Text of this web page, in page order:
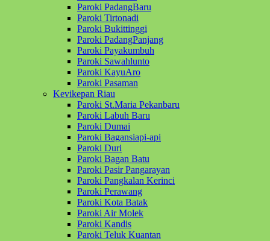
Paroki PadangBaru
Paroki Tirtonadi
Paroki Bukittinggi
Paroki PadangPanjang
Paroki Payakumbuh
Paroki Sawahlunto
Paroki KayuAro
Paroki Pasaman
Kevikepan Riau
Paroki St.Maria Pekanbaru
Paroki Labuh Baru
Paroki Dumai
Paroki Bagansiapi-api
Paroki Duri
Paroki Bagan Batu
Paroki Pasir Pangarayan
Paroki Pangkalan Kerinci
Paroki Perawang
Paroki Kota Batak
Paroki Air Molek
Paroki Kandis
Paroki Teluk Kuantan